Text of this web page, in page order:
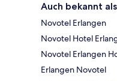
Auch bekannt als
Novotel Erlangen
Novotel Hotel
Novotel Erlangen
Erlangen Novotel